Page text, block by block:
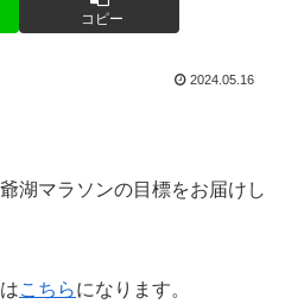
コピー
2024.05.16
湖マラソンの目標をお届けし
こちらになります。